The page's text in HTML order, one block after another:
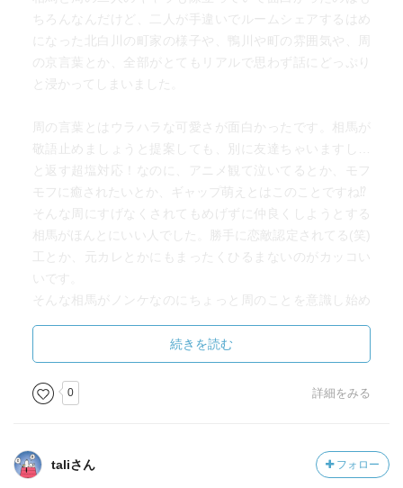
ちろんなんだけど、二人が手違いでルームシェアするはめ
になった北白川の町家の様子や、鴨川や町の雰囲気や、周
の京言葉とか、全部がとてもリアルで思わず話にどっぷり
と浸かってしまいました。
周の言葉とはウラハラな可愛さが面白かったです。相馬が
敬語止めましょうと提案しても、別に友達ちゃいますし…
と返す超塩対応！なのに、アニメ観て泣いてるとか、モフ
モフに癒されたいとか、ギャップ萌えとはこのことですね⁉
そんな周にすげなくされてもめげずに仲良くしようとする
相馬がほんとにいい人でした。勝手に恋敵認定されてる(笑)
工とか、元カレとかにもまったくひるまないのがカッコい
いです。
そんな相馬がノンケなのにちょっと周のことを意識し始め
はもしかしなくても恋だよね…と身を乗り出しましたよ。
周はそんな相馬のことを「いい人すぎて友達で終わるタイ
プやね」と辛口評価ww気持ちとは裏腹すぎる…!!
だけど、ラストの相馬のあのキスには、周でなくてもズッ
急いで下巻を読みます！
続きを読む
0 詳細をみる
taliさん フォロー